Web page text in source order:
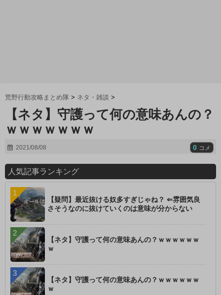
荒野行動攻略まとめ隊 > ネタ・雑談 >
【ネタ】守護って何の意味あんの？
ｗｗｗｗｗｗｗ
2021/08/08 0 コメ
人気記事ランキング
【疑問】最近抜ける奴多すぎじゃね？ ⇐雰囲気良
さそうなのに抜けていくのは意味が分からない
【ネタ】守護って何の意味あんの？ｗｗｗｗｗｗ
ｗ
【ネタ】守護って何の意味あんの？ｗｗｗｗｗｗ
ｗ